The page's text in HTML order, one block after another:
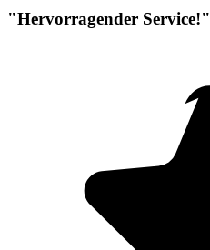
"Hervorragender Service!"